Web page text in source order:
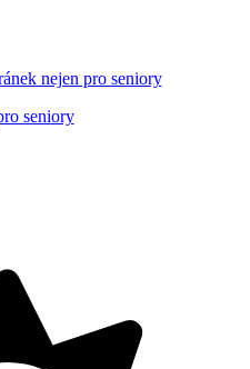
nejen pro seniory